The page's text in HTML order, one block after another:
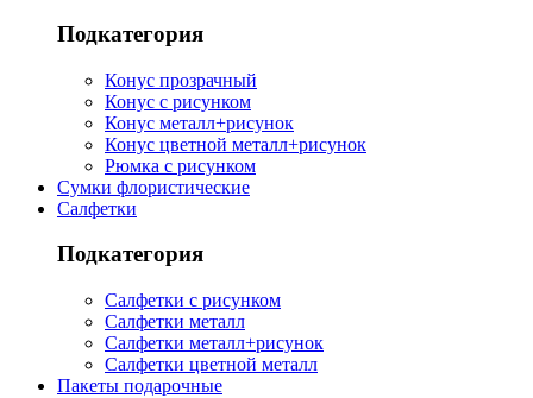
Подкатегория
Конус прозрачный
Конус с рисунком
Конус металл+рисунок
Конус цветной металл+рисунок
Рюмка с рисунком
Сумки флористические
Салфетки
Подкатегория
Салфетки с рисунком
Салфетки металл
Салфетки металл+рисунок
Салфетки цветной металл
Пакеты подарочные